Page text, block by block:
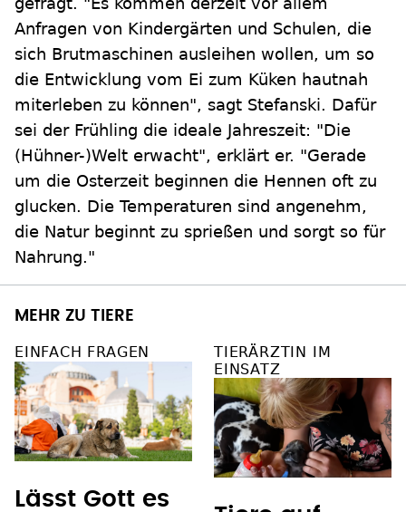
Anfragen von Kindergärten und Schulen, die
sich Brutmaschinen ausleihen wollen, um so
die Entwicklung vom Ei zum Küken hautnah
miterleben zu können", sagt Stefanski. Dafür
sei der Frühling die ideale Jahreszeit: "Die
(Hühner-)Welt erwacht", erklärt er. "Gerade
um die Osterzeit beginnen die Hennen oft zu
glucken. Die Temperaturen sind angenehm,
die Natur beginnt zu sprießen und sorgt so für
Nahrung."
MEHR ZU TIERE
EINFACH FRAGEN
Lässt Gott es
TIERÄRZTIN IM
EINSATZ